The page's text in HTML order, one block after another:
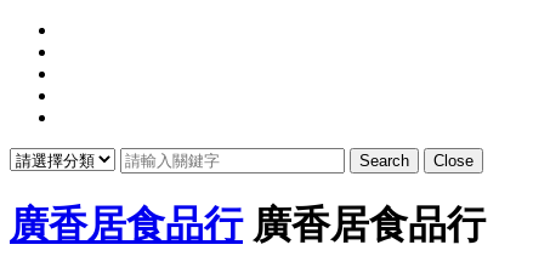
Search Close
廣香居食品行 廣香居食品行